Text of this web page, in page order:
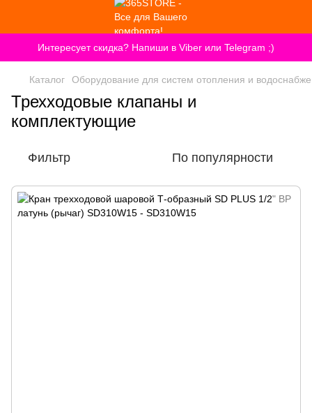
Интересует скидка? Напиши в Viber или Telegram ;)
Каталог Оборудование для систем отопления и
Трехходовые клапаны и
комплектующие
Фильтр По популярности